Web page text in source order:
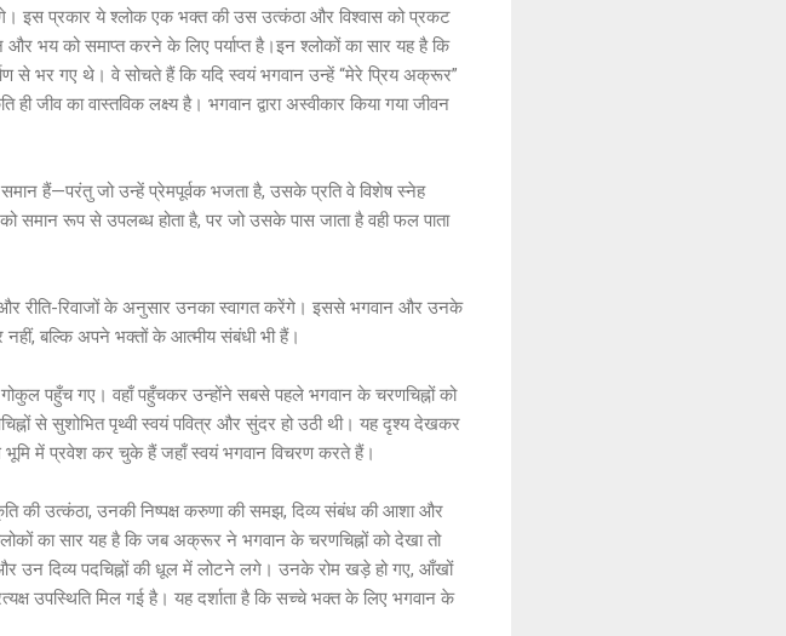
इस प्रकार ये श्लोक एक भक्त की उस उत्कंठा और विश्वास को प्रकट
भय को समाप्त करने के लिए पर्याप्त है।इन श्लोकों का सार यह है कि
से भर गए थे। वे सोचते हैं कि यदि स्वयं भगवान उन्हें “मेरे प्रिय अक्रूर”
जीव का वास्तविक लक्ष्य है। भगवान द्वारा अस्वीकार किया गया जीवन
हैं—परंतु जो उन्हें प्रेमपूर्वक भजता है, उसके प्रति वे विशेष स्नेह
समान रूप से उपलब्ध होता है, पर जो उसके पास जाता है वही फल पाता
रीति-रिवाजों के अनुसार उनका स्वागत करेंगे। इससे भगवान और उनके
नहीं, बल्कि अपने भक्तों के आत्मीय संबंधी भी हैं।
पहुँच गए। वहाँ पहुँचकर उन्होंने सबसे पहले भगवान के चरणचिह्नों को
से सुशोभित पृथ्वी स्वयं पवित्र और सुंदर हो उठी थी। यह दृश्य देखकर
में प्रवेश कर चुके हैं जहाँ स्वयं भगवान विचरण करते हैं।
की उत्कंठा, उनकी निष्पक्ष करुणा की समझ, दिव्य संबंध की आशा और
का सार यह है कि जब अक्रूर ने भगवान के चरणचिह्नों को देखा तो
उन दिव्य पदचिह्नों की धूल में लोटने लगे। उनके रोम खड़े हो गए, आँखों
उपस्थिति मिल गई है। यह दर्शाता है कि सच्चे भक्त के लिए भगवान के